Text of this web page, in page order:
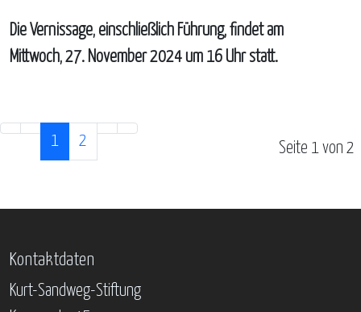
Die Vernissage, einschließlich Führung, findet am
Mittwoch, 27. November 2024 um 16 Uhr statt.
Seite 1 von 2
1 2
Kontaktdaten
Kurt-Sandweg-Stiftung